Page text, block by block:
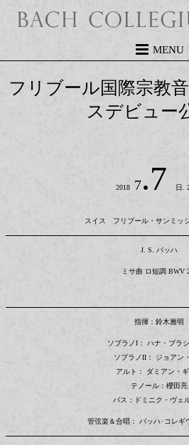
MENU
フリブール国際宗教
スデビュー
2018 7.7 日.
スイス フリブール・サンミッ
J. S. バッハ
ミサ曲 ロ短調 BWV
指揮：鈴木雅明
ソプラノI： ハナ・ブラ
ソプラノII： ジョアン
アルト： ダミアン・
テノール：櫻田亮
バス：ドミニク・ヴェ
管弦楽＆合唱： バッハ･コレギ